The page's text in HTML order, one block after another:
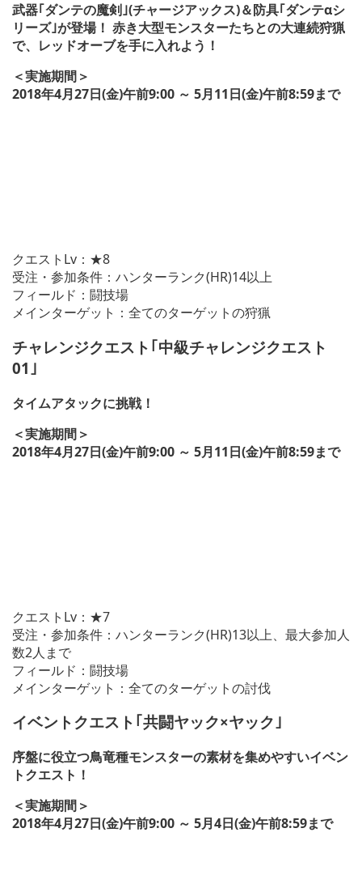
武器｢ダンテの魔剣｣(チャージアックス)＆防具｢ダンテαシ
リーズ｣が登場！ 赤き大型モンスターたちとの大連続狩猟
で、レッドオーブを手に入れよう！
＜実施期間＞
2018年4月27日(金)午前9:00 ～ 5月11日(金)午前8:59まで
クエストLv：★8
受注・参加条件：ハンターランク(HR)14以上
フィールド：闘技場
メインターゲット：全てのターゲットの狩猟
チャレンジクエスト｢中級チャレンジクエスト
01｣
タイムアタックに挑戦！
＜実施期間＞
2018年4月27日(金)午前9:00 ～ 5月11日(金)午前8:59まで
クエストLv：★7
受注・参加条件：ハンターランク(HR)13以上、最大参加人
数2人まで
フィールド：闘技場
メインターゲット：全てのターゲットの討伐
イベントクエスト｢共闘ヤック×ヤック｣
序盤に役立つ鳥竜種モンスターの素材を集めやすいイベン
トクエスト！
＜実施期間＞
2018年4月27日(金)午前9:00 ～ 5月4日(金)午前8:59まで